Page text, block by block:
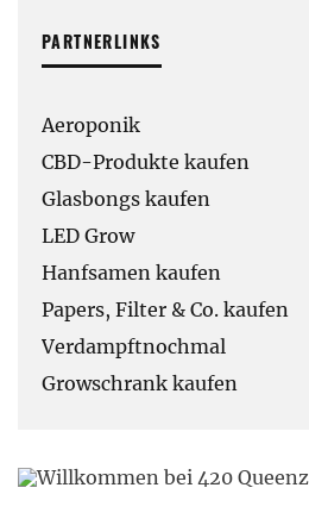
PARTNERLINKS
Aeroponik
CBD-Produkte kaufen
Glasbongs kaufen
LED Grow
Hanfsamen kaufen
Papers, Filter & Co. kaufen
Verdampftnochmal
Growschrank kaufen